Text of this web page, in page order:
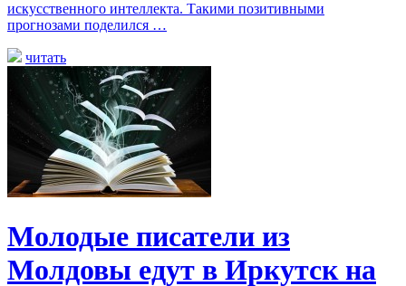
искусственного интеллекта. Такими позитивными
прогнозами поделился …
читать
Молодые писатели из
Молдовы едут в Иркутск на